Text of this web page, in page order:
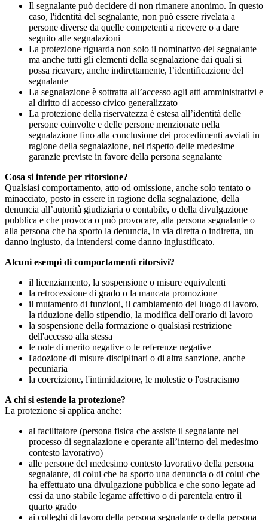
Il segnalante può decidere di non rimanere anonimo. In questo
caso, l'identità del segnalante, non può essere rivelata a
persone diverse da quelle competenti a ricevere o a dare
seguito alle segnalazioni
La protezione riguarda non solo il nominativo del segnalante
ma anche tutti gli elementi della segnalazione dai quali si
possa ricavare, anche indirettamente, l’identificazione del
segnalante
La segnalazione è sottratta all’accesso agli atti amministrativi e
al diritto di accesso civico generalizzato
La protezione della riservatezza è estesa all’identità delle
persone coinvolte e delle persone menzionate nella
segnalazione fino alla conclusione dei procedimenti avviati in
ragione della segnalazione, nel rispetto delle medesime
garanzie previste in favore della persona segnalante
Cosa si intende per ritorsione?
Qualsiasi comportamento, atto od omissione, anche solo tentato o
minacciato, posto in essere in ragione della segnalazione, della
denuncia all’autorità giudiziaria o contabile, o della divulgazione
pubblica e che provoca o può provocare, alla persona segnalante o
alla persona che ha sporto la denuncia, in via diretta o indiretta, un
danno ingiusto, da intendersi come danno ingiustificato.
Alcuni esempi di comportamenti ritorsivi?
il licenziamento, la sospensione o misure equivalenti
la retrocessione di grado o la mancata promozione
il mutamento di funzioni, il cambiamento del luogo di lavoro,
la riduzione dello stipendio, la modifica dell'orario di lavoro
la sospensione della formazione o qualsiasi restrizione
dell'accesso alla stessa
le note di merito negative o le referenze negative
l'adozione di misure disciplinari o di altra sanzione, anche
pecuniaria
la coercizione, l'intimidazione, le molestie o l'ostracismo
A chi si estende la protezione?
La protezione si applica anche:
al facilitatore (persona fisica che assiste il segnalante nel
processo di segnalazione e operante all’interno del medesimo
contesto lavorativo)
alle persone del medesimo contesto lavorativo della persona
segnalante, di colui che ha sporto una denuncia o di colui che
ha effettuato una divulgazione pubblica e che sono legate ad
essi da uno stabile legame affettivo o di parentela entro il
quarto grado
ai colleghi di lavoro della persona segnalante o della persona